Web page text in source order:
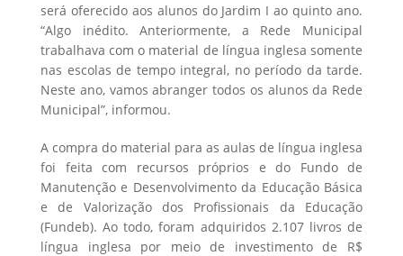
será oferecido aos alunos do Jardim I ao quinto ano.
“Algo inédito. Anteriormente, a Rede Municipal
trabalhava com o material de língua inglesa somente
nas escolas de tempo integral, no período da tarde.
Neste ano, vamos abranger todos os alunos da Rede
Municipal”, informou.
A compra do material para as aulas de língua inglesa
foi feita com recursos próprios e do Fundo de
Manutenção e Desenvolvimento da Educação Básica
e de Valorização dos Profissionais da Educação
(Fundeb). Ao todo, foram adquiridos 2.107 livros de
língua inglesa por meio de investimento de R$